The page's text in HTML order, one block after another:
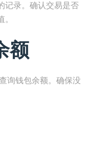
记录。确认交易是否
额
询钱包余额。确保没